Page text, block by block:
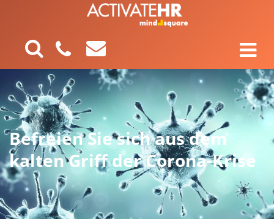
Befreien Sie sich aus dem
kalten Griff der Corona-Krise